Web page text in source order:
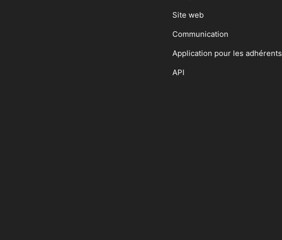
Site web
Communication
Application pour les adhérents
API